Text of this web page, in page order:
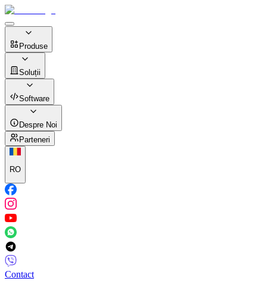
Produse
Soluții
Software
Despre Noi
Parteneri
RO
Contact